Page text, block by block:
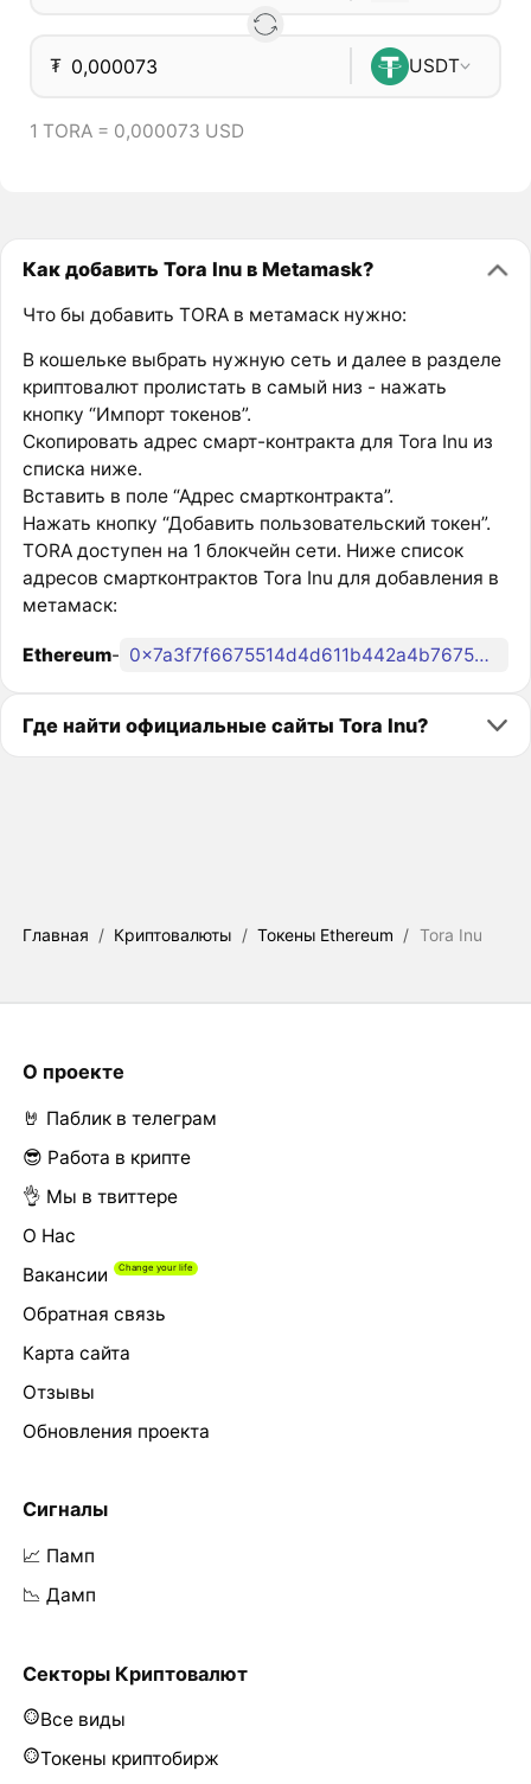
₮ USDT
1 TORA = 0,000073 USD
Как добавить Tora Inu в Metamask?
Что бы добавить TORA в метамаск нужно:
В кошельке выбрать нужную сеть и далее в разделе
криптовалют пролистать в самый низ - нажать
кнопку “Импорт токенов”.
Скопировать адрес смарт-контракта для Tora Inu из
списка ниже.
Вставить в поле “Адрес смартконтракта”.
Нажать кнопку “Добавить пользовательский токен”.
TORA доступен на 1 блокчейн сети. Ниже список
адресов смартконтрактов Tora Inu для добавления в
метамаск:
Ethereum- 0x7a3f7f6675514d4d611b442a4b76752f6ab77670
Где найти официальные сайты Tora Inu?
Главная / Криптовалюты / Токены Ethereum / Tora Inu
О проекте
🤘 Паблик в телеграм
😎 Работа в крипте
👌 Мы в твиттере
О Нас
Вакансии
Обратная связь
Карта сайта
Отзывы
Обновления проекта
Сигналы
📈 Памп
📉 Дамп
Секторы Криптовалют
Все виды
Токены криптобирж